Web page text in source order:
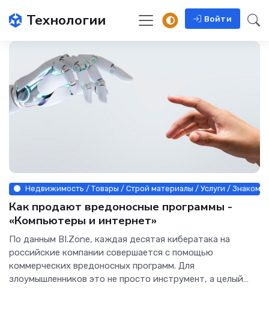
Технологии Войти
Недвижимость / Товары / Строй материалы / Услуги /
Как продают вредоносные программы -
«Компьютеры и интернет»
По данным BI.Zone, каждая десятая кибератака на
российские компании совершается с помощью
коммерческих вредоносных программ. Для
злоумышленников это не просто инструмент, а целый